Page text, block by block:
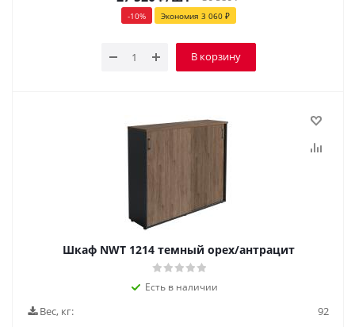
-10% Экономия 3 060₽
В корзину
Шкаф NWT 1214 темный орех/антрацит
Есть в наличии
Вес, кг: 92